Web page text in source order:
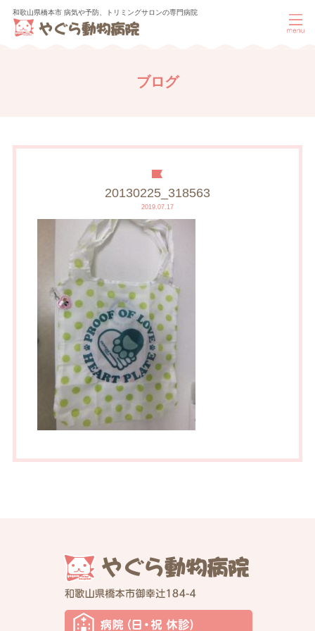
和歌山県橋本市 病気や予防、トリミングサロンの専門病院
ブログ
20130225_318563
2019.07.17